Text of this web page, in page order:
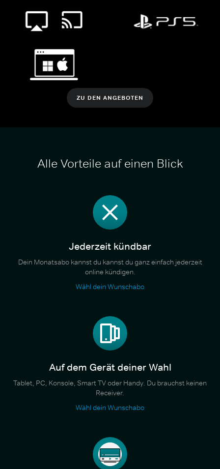
ZU DEN ANGEBOTEN
Alle Vorteile auf einen Blick
Jederzeit kündbar
Dein Monatsabo kannst du kannst du ganz einfach jederzeit
online kündigen.
Wähl dein Wunschabo
Auf dem Gerät deiner Wahl
Tablet, PC, Konsole, Smart TV oder Handy. Du brauchst keinen
Receiver.
Wähl dein Wunschabo